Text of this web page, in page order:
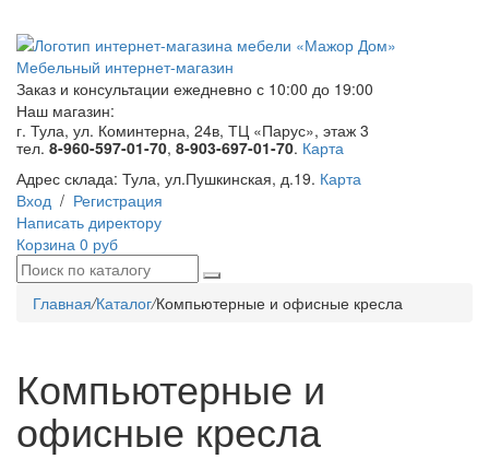
Мебельный интернет-магазин
Заказ и консультации ежедневно с 10:00 до 19:00
Наш магазин:
г. Тула, ул. Коминтерна, 24в, ТЦ «Парус», этаж 3
тел. 8-960-597-01-70, 8-903-697-01-70. Карта
Адрес склада: Тула, ул.Пушкинская, д.19. Карта
Вход / Регистрация
Написать директору
Корзина 0 руб
Главная/Каталог/Компьютерные и офисные кресла
Компьютерные и
офисные кресла